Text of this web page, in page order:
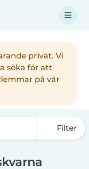
privat. Vi
söka för att
på vår
Filter